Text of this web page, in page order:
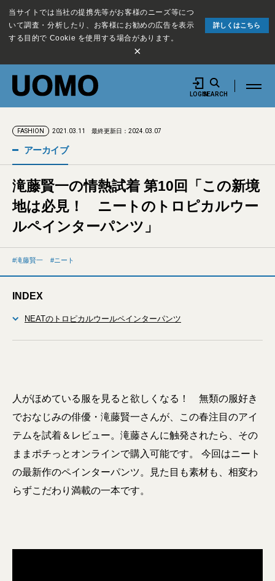
当サイトでは当社の提携先等がお客様のニーズ等につ
いて調査・分析したり、お客様にお勧めの広告を表示
する目的で Cookie を使用する場合があります。
詳しくはこちら
×
LOGINSEARCH
FASHION 2021.03.11 最終更新日：2024.03.07
アーカイブ
滝藤賢一の情熱試着 第10回「この新境
地は必見！ ニートのトロピカルウー
ルペインターパンツ」
滝藤賢一 ニート
INDEX
NEATのトロピカルウールペインターパンツ
人がほめている服を見ると欲しくなる！ 無類の服好き
でおなじみの俳優・滝藤賢一さんが、この春注目のアイ
テムを試着＆レビュー。滝藤さんに触発されたら、その
ままポチっとオンラインで購入可能です。 今回はニート
の最新作のペインターパンツ。見た目も素材も、相変わ
らずこだわり満載の一本です。